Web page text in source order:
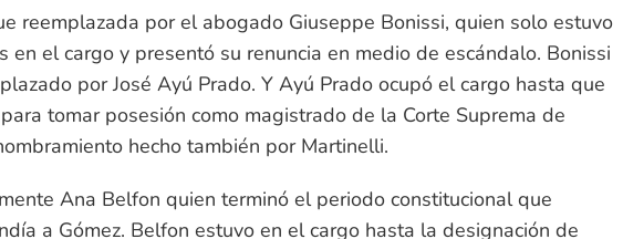
reemplazada por el abogado Giuseppe Bonissi, quien solo estuvo
en el cargo y presentó su renuncia en medio de escándalo. Bonissi
por José Ayú Prado. Y Ayú Prado ocupó el cargo hasta que
tomar posesión como magistrado de la Corte Suprema de
hecho también por Martinelli.
Ana Belfon quien terminó el periodo constitucional que
a Gómez. Belfon estuvo en el cargo hasta la designación de